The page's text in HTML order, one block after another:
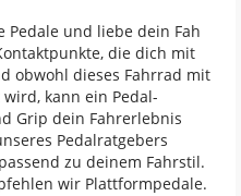
und liebe dein Fah
die dich mit
obwohl dieses Fahrrad mit
kann ein Pedal-
Grip dein Fahrerlebnis
Pedalratgebers
zu deinem Fahrstil.
wir Plattformpedale.